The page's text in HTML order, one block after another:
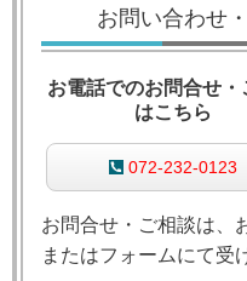
お問い合わせ
お電話でのお問合せ・
はこちら
072-232-0123
お問合せ・ご相談は、
またはフォームにて受